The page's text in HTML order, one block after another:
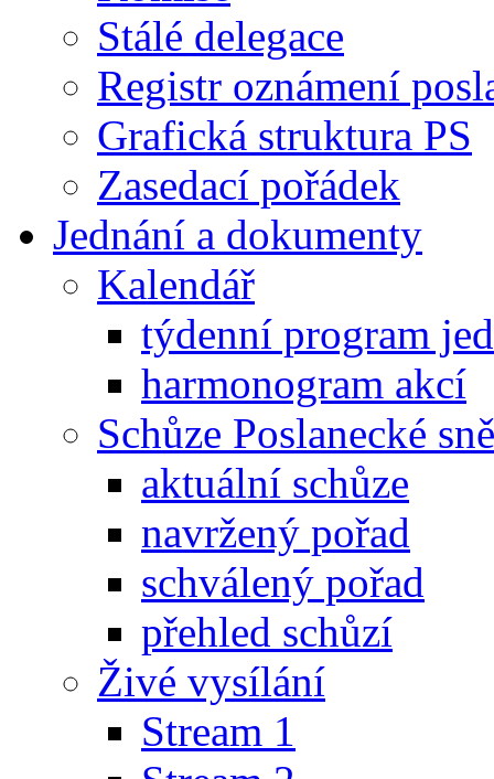
Stálé delegace
Registr oznámení
Grafická struktura PS
Zasedací pořádek
Jednání a dokumenty
Kalendář
týdenní program
harmonogram akcí
Schůze Poslanecké
aktuální schůze
navržený pořad
schválený pořad
přehled schůzí
Živé vysílání
Stream 1